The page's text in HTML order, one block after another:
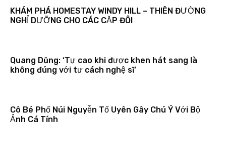
KHÁM PHÁ HOMESTAY WINDY HILL – THIÊN ĐƯỜNG
NGHỈ DƯỠNG CHO CÁC CẶP ĐÔI
Quang Dũng: ‘Tự cao khi được khen hát sang là
không đúng với tư cách nghệ sĩ’
Cô Bé Phố Núi Nguyễn Tố Uyên Gây Chú Ý Với Bộ
Ảnh Cá Tính